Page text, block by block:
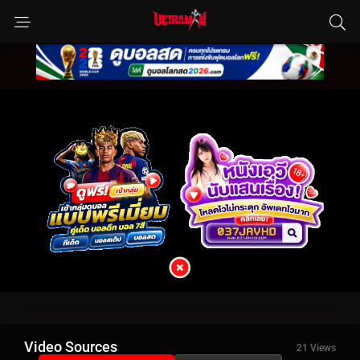
Video Sources 21 Views